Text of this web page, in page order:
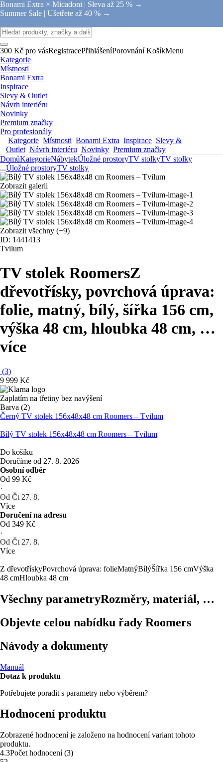
Bonami Extra × Micadoni | Sleva až 25 % →
Summer Sale | Ušetřete až 40 % →
300 Kč pro vásRegistracePřihlášeníPorovnání KošíkMenu
Kategorie
Místnosti
Bonami Extra
Inspirace
Slevy & Outlet
Návrh interiéru
Novinky
Premium značky
Pro profesionály
Kategorie Místnosti Bonami Extra Inspirace Slevy &
Outlet Návrh interiéru Novinky Premium značky
DomůKategorieNábytekÚložné prostoryTV stolkyTV stolky
...Úložné prostoryTV stolky
Zobrazit galerii
Zobrazit všechny (+9)
ID: 1441413
Tvilum
TV stolek RoomersZ
dřevotřísky, povrchová úprava:
folie, matný, bílý, šířka 156 cm,
výška 48 cm, hloubka 48 cm, …
více
(3)
9 999 Kč
Zaplatím na třetiny bez navýšení
Barva (2)
Černý TV stolek 156x48x48 cm Roomers – Tvilum
Bílý TV stolek 156x48x48 cm Roomers – Tvilum
Do košíku
Doručíme od 27. 8. 2026
Osobní odběr
Od 99 Kč
·
Od Čt 27. 8.
Více
Doručení na adresu
Od 349 Kč
·
Od Čt 27. 8.
Více
Z dřevotřískyPovrchová úprava: folieMatnýBílýŠířka 156 cmVýška
48 cmHloubka 48 cm
Všechny parametryRozměry, materiál, …
Objevte celou nabídku řady Roomers
Návody a dokumenty
Manuál
Dotaz k produktu
Potřebujete poradit s parametry nebo výběrem?
Hodnocení produktu
Zobrazené hodnocení je založeno na hodnocení variant tohoto
produktu.
4.3Počet hodnocení(3)